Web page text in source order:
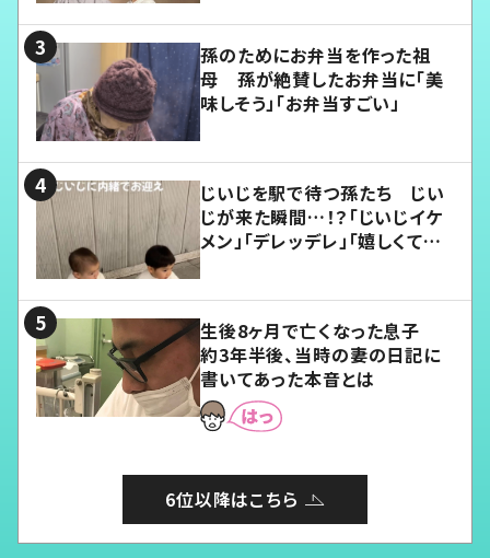
孫のためにお弁当を作った祖
母 孫が絶賛したお弁当に「美
味しそう」「お弁当すごい」
じいじを駅で待つ孫たち じい
じが来た瞬間…！？「じいじイケ
メン」「デレッデレ」「嬉しくて可
生後8ヶ月で亡くなった息子
約3年半後、当時の妻の日記に
書いてあった本音とは
6位以降はこちら